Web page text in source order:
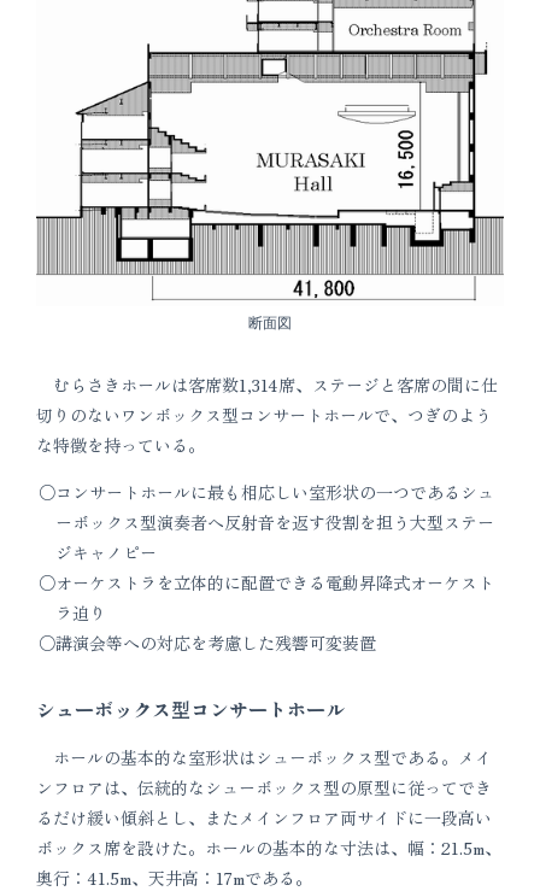
断面図
むらさきホールは客席数1,314席、ステージと客席の間に仕
切りのないワンボックス型コンサートホールで、つぎのよう
な特徴を持っている。
コンサートホールに最も相応しい室形状の一つであるシュ
ーボックス型演奏者へ反射音を返す役割を担う大型ステー
ジキャノピー
オーケストラを立体的に配置できる電動昇降式オーケスト
ラ迫り
講演会等への対応を考慮した残響可変装置
シューボックス型コンサートホール
ホールの基本的な室形状はシューボックス型である。メイ
ンフロアは、伝統的なシューボックス型の原型に従ってでき
るだけ緩い傾斜とし、またメインフロア両サイドに一段高い
ボックス席を設けた。ホールの基本的な寸法は、幅：21.5m、
奥行：41.5m、天井高：17mである。